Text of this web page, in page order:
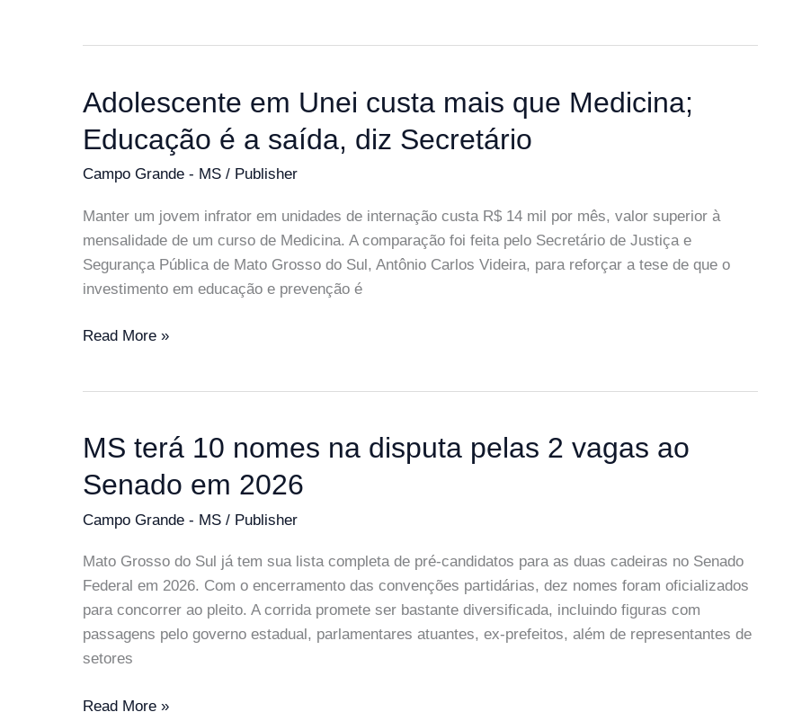
e
Universo
agitam
Campo
Grande
Adolescente em Unei custa mais que Medicina;
Educação é a saída, diz Secretário
Campo Grande - MS / Publisher
Manter um jovem infrator em unidades de internação custa R$ 14 mil por mês, valor superior à
mensalidade de um curso de Medicina. A comparação foi feita pelo Secretário de Justiça e
Segurança Pública de Mato Grosso do Sul, Antônio Carlos Videira, para reforçar a tese de que o
investimento em educação e prevenção é
Adolescente
que
Medicina;
é
a
saída,
Read More »
MS terá 10 nomes na disputa pelas 2 vagas ao
Senado em 2026
Campo Grande - MS / Publisher
Mato Grosso do Sul já tem sua lista completa de pré-candidatos para as duas cadeiras no Senado
Federal em 2026. Com o encerramento das convenções partidárias, dez nomes foram oficializados
para concorrer ao pleito. A corrida promete ser bastante diversificada, incluindo figuras com
passagens pelo governo estadual, parlamentares atuantes, ex-prefeitos, além de representantes de
setores
MS
Read More »